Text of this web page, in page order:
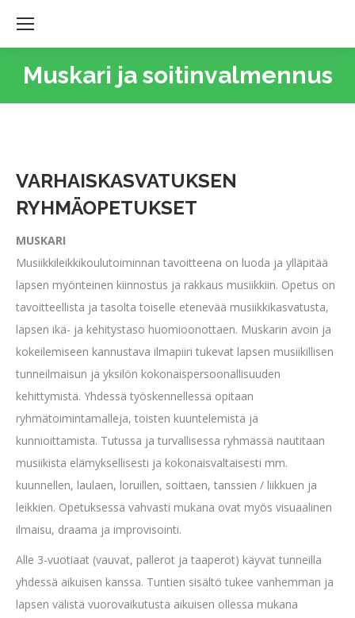
Muskari ja soitinvalmennus
VARHAISKASVATUKSEN
RYHMÄOPETUKSET
MUSKARI
Musiikkileikkikoulutoiminnan tavoitteena on luoda ja ylläpitää
lapsen myönteinen kiinnostus ja rakkaus musiikkiin. Opetus on
tavoitteellista ja tasolta toiselle etenevää musiikkikasvatusta,
lapsen ikä- ja kehitystaso huomioonottaen. Muskarin avoin ja
kokeilemiseen kannustava ilmapiiri tukevat lapsen musiikillisen
tunneilmaisun ja yksilön kokonaispersoonallisuuden
kehittymistä. Yhdessä työskennellessä opitaan
ryhmätoimintamalleja, toisten kuuntelemista ja
kunnioittamista. Tutussa ja turvallisessa ryhmässä nautitaan
musiikista elämyksellisesti ja kokonaisvaltaisesti mm.
kuunnellen, laulaen, loruillen, soittaen, tanssien / liikkuen ja
leikkien. Opetuksessa vahvasti mukana ovat myös visuaalinen
ilmaisu, draama ja improvisointi.
Alle 3-vuotiaat (vauvat, pallerot ja taaperot) käyvät tunneilla
yhdessä aikuisen kanssa. Tuntien sisältö tukee vanhemman ja
lapsen välistä vuorovaikutusta aikuisen ollessa mukana